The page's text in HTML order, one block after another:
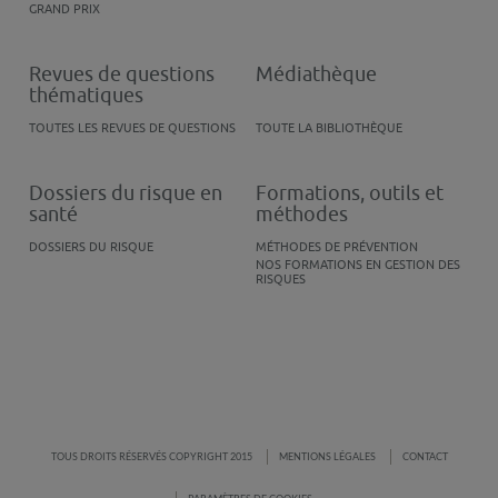
GRAND PRIX
Revues de questions
thématiques
TOUTES LES REVUES DE QUESTIONS
Médiathèque
TOUTE LA BIBLIOTHÈQUE
Dossiers du risque en
santé
DOSSIERS DU RISQUE
Formations, outils et
méthodes
MÉTHODES DE PRÉVENTION
NOS FORMATIONS EN GESTION DES
RISQUES
TOUS DROITS RÉSERVÉS COPYRIGHT 2015 MENTIONS LÉGALES CONTACT